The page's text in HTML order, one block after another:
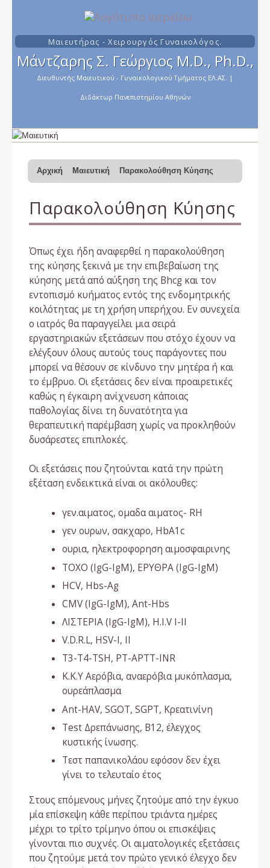
Μαιευτήρας - Χειρουργός Γυναικολόγος.
Μάντζαρης Σ. Γεώργιος M.D., Ph.D.,
Διευθυντής Μαιευτικού - Γυναικολογικού Τμήματος ΕΛ.ΑΣ. |
Διδάκτωρ Πανεπιστημίου Αθηνών
Αρχική Μαιευτική Παρακολούθηση Κύησης
Παρακολούθηση Κύησης
Όπως έχει ήδη αναφερθεί η παρακολούθηση
της κύησης ξεκινά με την επιβεβαίωση της
κύησης μετά από αύξηση της Bhcg και τον
εντοπισμό κυήματος εντός της ενδομητρικής
κοιλότητας με τη χρήση υπερήχου. Εν συνεχεία
ο ιατρός θα παραγγείλει μια σειρά
εργαστηριακών εξετάσεων που στόχο έχουν να
ελέγξουν όλους αυτούς τους παράγοντες που
μπορεί να θέσουν σε κίνδυνο την μητέρα ή και
το έμβρυο. Οι εξετάσεις δεν είναι προαιρετικές
καθώς η έγκαιρη ανίχνευση κάποιας
παθολογίας δίνει τη δυνατότητα για
θεραπευτική παρέμβαση χωρίς να προκληθούν
δυσάρεστες επιπλοκές.
Οι εξετάσεις που ζητούνται κατά την πρώτη
εξέταση ενδεικτικά είναι οι ακόλουθες:
γεν.αιματος, ομαδα αιματος- RH
γεν ουρων, σακχαρο, HbA1c
ουρια, ηλεκτροφορηση αιμοσφαιρινης
TOXO (IgG-IgM), ΕΡΥΘΡΑ (IgG-IgM)
HCV, Hbs-Ag
CMV (IgG-IgM), Ant-Hbs
ΛΙΣΤΕΡΙΑ (IgG-IgM), H.I.V I-II
V.D.R.L, HSV-I, II
T3-T4-TSH, PT-APTT-INR
Κ.Κ.Υ Αερόβια, αναερόβια μυκόπλασμα,
ουρεάπλασμα
Ant-HAV, SGOT, SGPT, Κρεατινίνη
Test Δρεπάνωσης, Β12, έλεγχος
κυστικής ίνωσης.
Τεστ παπανικολάου εφόσον δεν έχει
γίνει το τελευταίο έτος
Στους επόμενους μήνες ζητούμε από την έγκυο
μία επίσκεψη κάθε περίπου τριάντα ημέρες
μέχρι το τρίτο τρίμηνο όπου οι επισκέψεις
γίνονται πιο συχνές. Οι αιματολογικές εξετάσεις
που ζητούμε μετά τον πρώτο γενικό έλεγχο δεν